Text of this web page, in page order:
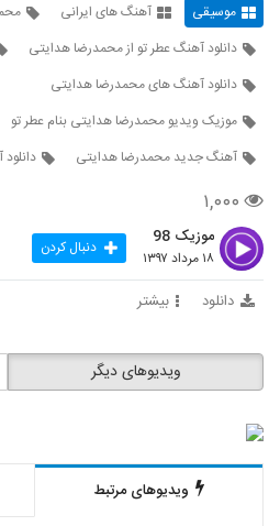
دانلود آهنگ
599
حامد پهلان
۶,۵۹۵ بازدید
600 متن ترانه
۲,۴۹۵ بازدید
دانلود آهنگ
602
آهنگ لاین
Darvish
موسیقی آهنگ های ایرانی
دانلود آهنگ عطر تو از محمدرضا هدایتی
دانلود آهنگ های محمدرضا هدایتی
موزیک ویدیو محمدرضا هدایتی بنام عطر تو
آهنگ جدید محمدرضا هدایتی
۱,۰۰۰
موزیک 98
۱۸ مرداد ۱۳۹۷ دنبال کردن
دانلود بیشتر
ویدیوهای دیگر
ویدیوهای مرتبط